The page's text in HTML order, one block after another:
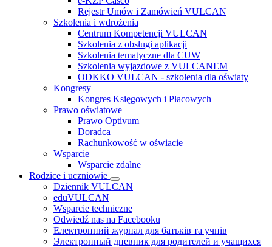
Rejestr Umów i Zamówień VULCAN
Szkolenia i wdrożenia
Centrum Kompetencji VULCAN
Szkolenia z obsługi aplikacji
Szkolenia tematyczne dla CUW
Szkolenia wyjazdowe z VULCANEM
ODKKO VULCAN - szkolenia dla oświaty
Kongresy
Kongres Księgowych i Płacowych
Prawo oświatowe
Prawo Optivum
Doradca
Rachunkowość w oświacie
Wsparcie
Wsparcie zdalne
Rodzice i uczniowie
Dziennik VULCAN
eduVULCAN
Wsparcie techniczne
Odwiedź nas na Facebooku
Електронний журнал для батьків та учнів
Электронный дневник для родителей и учащихся